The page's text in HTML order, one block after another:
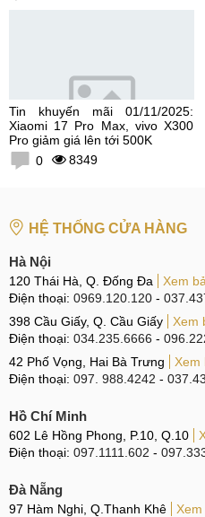
Tin khuyến mãi 01/11/2025:
Xiaomi 17 Pro Max, vivo X300
Pro giảm giá lên tới 500K
0
8349
HỆ THỐNG CỬA HÀNG
Hà Nội
120 Thái Hà, Q. Đống Đa
Xem
Điện thoại: 0969.120.120 -
398 Cầu Giấy, Q. Cầu Giấy
Xem
Điện thoại: 034.235.6666 -
42 Phố Vọng, Hai Bà Trưng
Xem
Điện thoại: 097. 988.4242 -
Hồ Chí Minh
602 Lê Hồng Phong, P.10, Q.10
Điện thoại: 097.1111.602 -
Đà Nẵng
97 Hàm Nghi, Q.Thanh Khê